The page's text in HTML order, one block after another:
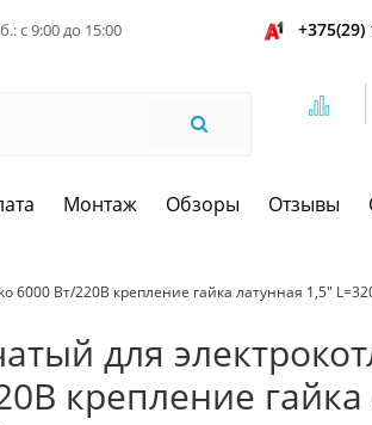
с 9:00 до 15:00 +375(29)
Монтаж Обзоры Отзывы
6000 Вт/220В крепление гайка латунная 1,5"
для
крепление гайка